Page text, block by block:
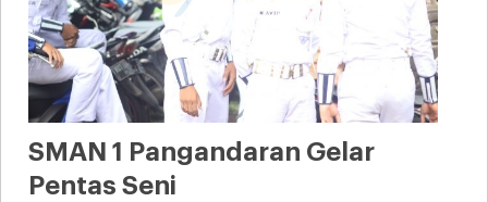
SMAN 1 Pangandaran Gelar
Pentas Seni